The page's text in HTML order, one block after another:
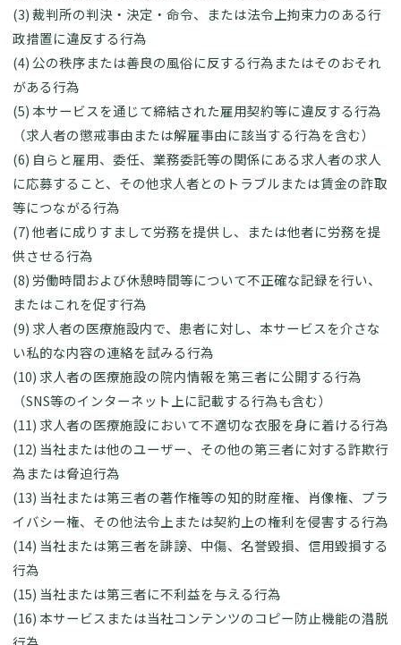
(3) 裁判所の判決・決定・命令、または法令上拘束力のある行
政措置に違反する行為
(4) 公の秩序または善良の風俗に反する行為またはそのおそれ
がある行為
(5) 本サービスを通じて締結された雇用契約等に違反する行為
（求人者の懲戒事由または解雇事由に該当する行為を含む）
(6) 自らと雇用、委任、業務委託等の関係にある求人者の求人
に応募すること、その他求人者とのトラブルまたは賃金の詐取
等につながる行為
(7) 他者に成りすまして労務を提供し、または他者に労務を提
供させる行為
(8) 労働時間および休憩時間等について不正確な記録を行い、
またはこれを促す行為
(9) 求人者の医療施設内で、患者に対し、本サービスを介さな
い私的な内容の連絡を試みる行為
(10) 求人者の医療施設の院内情報を第三者に公開する行為
（SNS等のインターネット上に記載する行為も含む）
(11) 求人者の医療施設において不適切な衣服を身に着ける行為
(12) 当社または他のユーザー、その他の第三者に対する詐欺行
為または脅迫行為
(13) 当社または第三者の著作権等の知的財産権、肖像権、プラ
イバシー権、その他法令上または契約上の権利を侵害する行為
(14) 当社または第三者を誹謗、中傷、名誉毀損、信用毀損する
行為
(15) 当社または第三者に不利益を与える行為
(16) 本サービスまたは当社コンテンツのコピー防止機能の潜脱